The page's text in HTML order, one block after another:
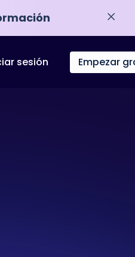
sesión Empezar